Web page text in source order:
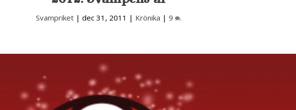
Svampriket |dec 31, 2011 | Krönika |9